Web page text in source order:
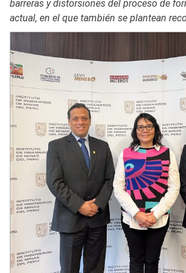
barreras y distorsiones del proceso de
actual, en el que también se plantean